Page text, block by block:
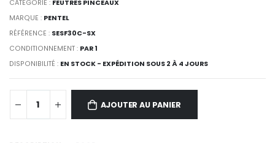
CATÉGORIE : FEUTRES PINCEAUX
MARQUE : PENTEL
RÉFÉRENCE : SESF30C-SX
CONDITIONNEMENT : PAR 1
DISPONIBILITÉ : EN STOCK - EXPÉDITION SOUS 2 À 4 JOURS
AJOUTER AU PANIER